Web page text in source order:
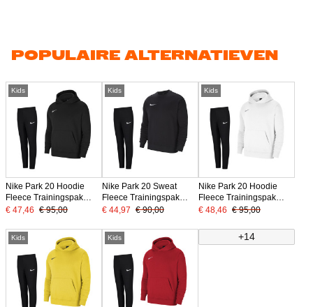
POPULAIRE ALTERNATIEVEN
Kids
Nike Park 20 Hoodie
Fleece Trainingspak
Kids Zwart
€ 47,46 € 95,00
Kids
Nike Park 20 Sweat
Fleece Trainingspak
Kids Zwart
€ 44,97 € 90,00
Kids
Nike Park 20 Hoodie
Fleece Trainingspak
Kids Wit Zwart
€ 48,46 € 95,00
Kids Kids +14